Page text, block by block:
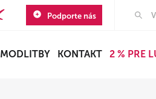
Podporte nás
MODLITBY KONTAKT 2 % PRE